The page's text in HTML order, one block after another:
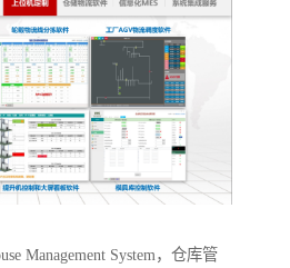
Management System，仓库管